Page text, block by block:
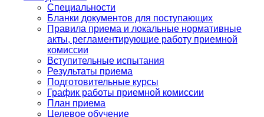
Специальности
Бланки документов для поступающих
Правила приема и локальные нормативные
акты, регламентирующие работу приемной
комиссии
Вступительные испытания
Результаты приема
Подготовительные курсы
График работы приемной комиссии
План приема
Целевое обучение